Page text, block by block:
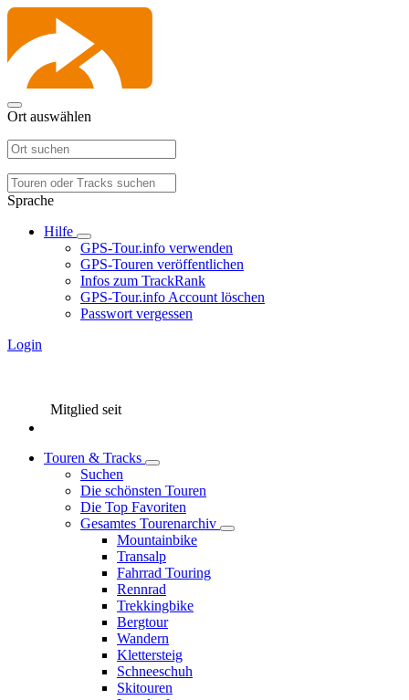
Ort auswählen
Sprache
Hilfe
GPS-Tour.info verwenden
GPS-Touren veröffentlichen
Infos zum TrackRank
GPS-Tour.info Account löschen
Passwort vergessen
Login
Mitglied seit
Touren & Tracks
Suchen
Die schönsten Touren
Die Top Favoriten
Gesamtes Tourenarchiv
Mountainbike
Transalp
Fahrrad Touring
Rennrad
Trekkingbike
Bergtour
Wandern
Klettersteig
Schneeschuh
Skitouren